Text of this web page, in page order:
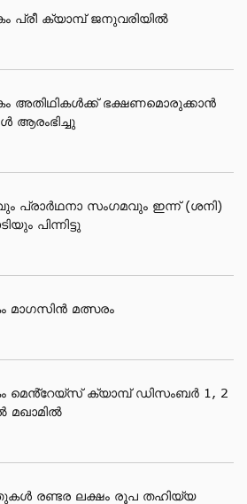
പ്രീ ക്യാമ്പ് ജനുവരിയില്‍
അതിഥികള്‍ക്ക് ഭക്ഷണമൊരുക്കാന്‍
ആരംഭിച്ചു
സംഗമവും ഇന്ന് (ശനി)
പിന്നിട്ടു
മാഗസിൻ മത്സരം
മെൻ്റേയ്സ് ക്യാമ്പ് ഡിസംബര്‍ 1, 2
മഖാമില്‍
രണ്ടര ലക്ഷം രൂപ തഹിയ്യ